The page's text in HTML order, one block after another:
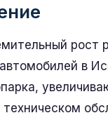
рост
в
техническом